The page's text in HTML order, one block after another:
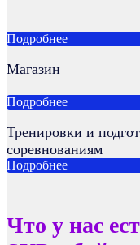
Подробнее
Магазин
Подробнее
Тренировки и
соревнованиям
Подробнее
Что у нас